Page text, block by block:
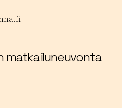
matkailuneuvonta